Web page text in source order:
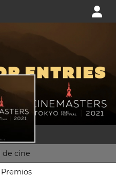
de cine
Premios